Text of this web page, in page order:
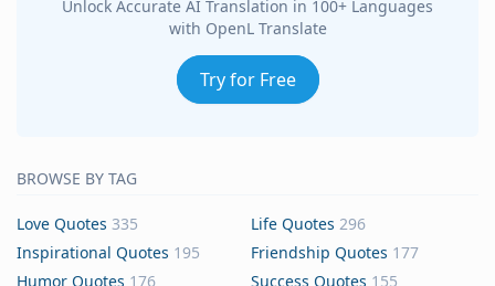
Unlock Accurate AI Translation in 100+ Languages
with OpenL Translate
Try for Free
BROWSE BY TAG
Love Quotes 335 Life Quotes 296
Inspirational Quotes 195 Friendship Quotes 177
Humor Quotes 176 Success Quotes 155